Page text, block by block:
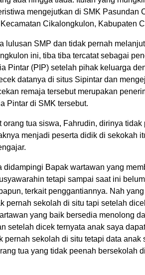
mengejutkan di SMK Pasundan
Cikalongkulon, Kabupaten
lulusan SMP dan tidak pernah
ini, tiba tiba tercatat sebagai
Pintar (PIP) setelah pihak keluarga
datanya di situs Sipintar dan
remaja tersebut merupakan
Pintar di SMK tersebut.
orang tua siswa, Fahrudin, dirinya tidak
menjadi peserta didik di sekokah
didampingi Bapak wartawan yang
tetapi sampai saat ini
terkait penggantiannya. Nah
pernah sekolah di situ tapi setelah
yang baik bersedia menolong
setelah dicek ternyata anak saya
pernah sekolah di situ tetapi data anak
tua yang tidak peenah bersekolah